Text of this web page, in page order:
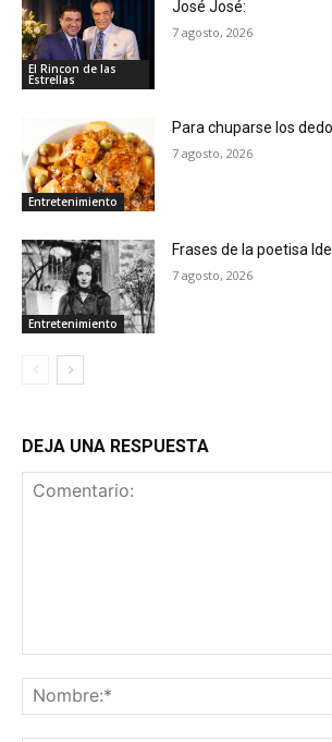
El Rincon de las
Estrellas
José José:
7 agosto, 2026
Entretenimiento
Para chuparse los
7 agosto, 2026
Entretenimiento
Frases de la poetisa
7 agosto, 2026
DEJA UNA RESPUESTA